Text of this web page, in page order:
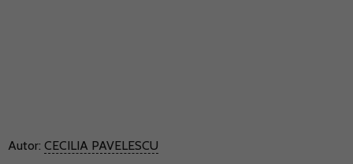
Autor: CECILIA PAVELESCU